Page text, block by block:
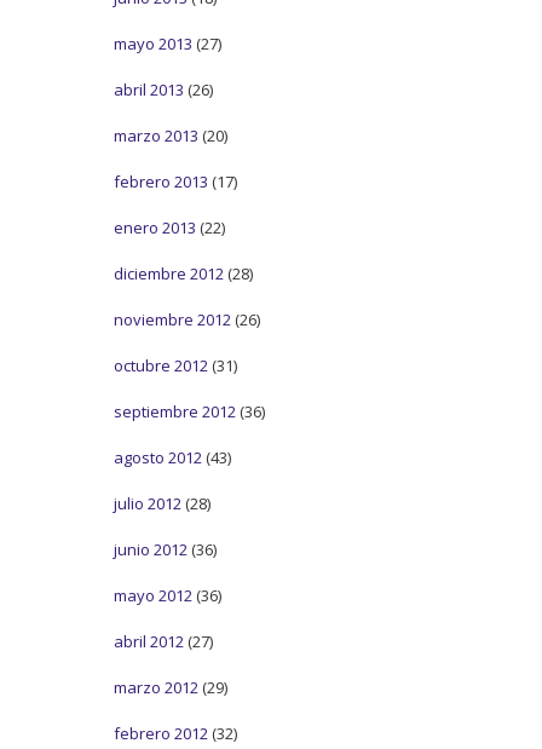
mayo 2013 (27)
abril 2013 (26)
marzo 2013 (20)
febrero 2013 (17)
enero 2013 (22)
diciembre 2012 (28)
noviembre 2012 (26)
octubre 2012 (31)
septiembre 2012 (36)
agosto 2012 (43)
julio 2012 (28)
junio 2012 (36)
mayo 2012 (36)
abril 2012 (27)
marzo 2012 (29)
febrero 2012 (32)